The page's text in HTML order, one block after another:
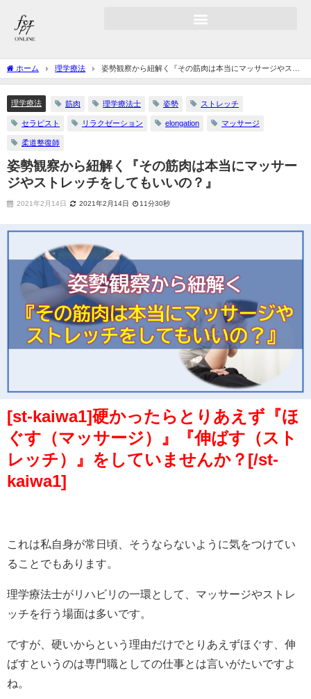
ホーム 理学療法
姿勢観察から紐解く『その筋肉は本当にマッサージやスト
レッチをしてもいいの？』
理学療法 筋肉 理学療法士 姿勢 ストレッチ
セラピスト リラクゼーション elongation マッサージ
柔道整復師
姿勢観察から紐解く『その筋肉は本当にマッサー
ジやストレッチをしてもいいの？』
2021年2月14日 2021年2月14日 11分30秒
[st-kaiwa1]硬かったらとりあえず『ほ
ぐす（マッサージ）』『伸ばす（スト
レッチ）』をしていませんか？ [/st-
kaiwa1]
これは私自身が常日頃、そうならないように気をつけてい
ることでもあります。
理学療法士がリハビリの一環として、マッサージやストレ
ッチを行う場面は多いです。
ですが、硬いからという理由だけでとりあえずほぐす、伸
ばすというのは専門職としての仕事とは言いがたいですよ
ね。